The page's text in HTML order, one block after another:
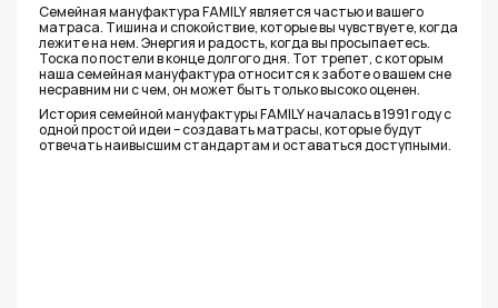
Семейная мануфактура FAMILY является частью и вашего
матраса. Тишина и спокойствие, которые вы чувствуете, когда
лежите на нем. Энергия и радость, когда вы просыпаетесь.
Тоска по постели в конце долгого дня. Тот трепет, с которым
наша семейная мануфактура относится к заботе о вашем сне
несравним ни с чем, он может быть только высоко оценен.
История семейной мануфактуры FAMILY началась в 1991 году с
одной простой идеи – создавать матрасы, которые будут
отвечать наивысшим стандартам и оставаться доступными.